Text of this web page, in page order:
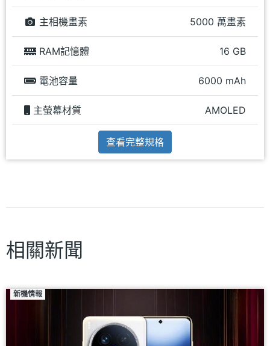
主相機畫素 5000 萬畫素
RAM記憶體 16 GB
電池容量 6000 mAh
主螢幕材質 AMOLED
查看完整規格
相關新聞
新機情報